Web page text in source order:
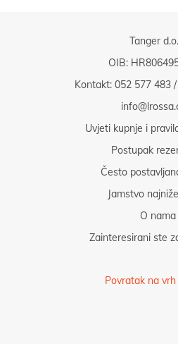
Tanger
OIB:
Kontakt: 052 577 483/
Uvjeti kupnje i
Postupak
Često
Jamstvo
O nama
Zainteresirani ste
Povratak na vrh